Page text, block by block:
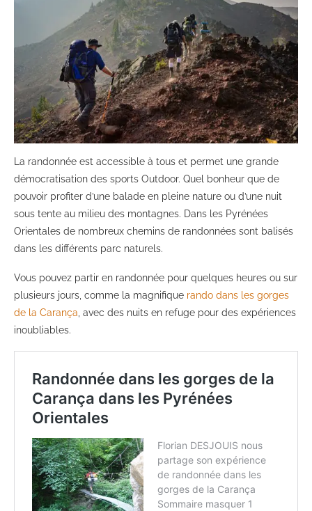
La randonnée est accessible à tous et permet une grande
démocratisation des sports Outdoor. Quel bonheur que de
pouvoir profiter d’une balade en pleine nature ou d’une nuit
sous tente au milieu des montagnes. Dans les Pyrénées
Orientales de nombreux chemins de randonnées sont balisés
dans les différents parc naturels.
Vous pouvez partir en randonnée pour quelques heures ou sur
plusieurs jours, comme la magnifique rando dans les gorges
de la Carança, avec des nuits en refuge pour des expériences
inoubliables.